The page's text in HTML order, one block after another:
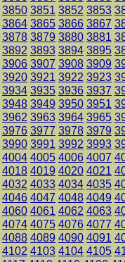
3850 3851 3852 3853
3864 3865 3866 3867
3878 3879 3880 3881
3892 3893 3894 3895
3906 3907 3908 3909
3920 3921 3922 3923
3934 3935 3936 3937
3948 3949 3950 3951
3962 3963 3964 3965
3976 3977 3978 3979
3990 3991 3992 3993
4004 4005 4006 4007
4018 4019 4020 4021
4032 4033 4034 4035
4046 4047 4048 4049
4060 4061 4062 4063
4074 4075 4076 4077
4088 4089 4090 4091
4102 4103 4104 4105